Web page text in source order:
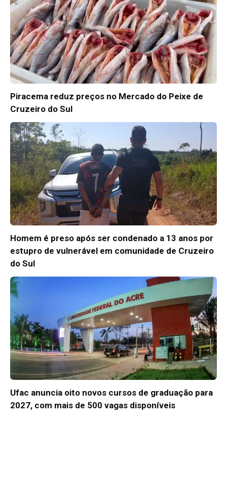
Piracema reduz preços no Mercado do Peixe de
Cruzeiro do Sul
Homem é preso após ser condenado a 13 anos por
estupro de vulnerável em comunidade de Cruzeiro
do Sul
Ufac anuncia oito novos cursos de graduação para
2027, com mais de 500 vagas disponíveis